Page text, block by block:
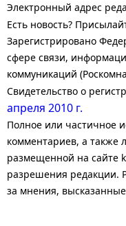
Электронный адрес
Есть новость?
Зарегистрировано
сфере связи,
коммуникаций
Свидетельство о
апреля 2010 г.
Полное или частичное
комментариев, а также
размещенной на сайте
разрешения редакции.
за мнения,